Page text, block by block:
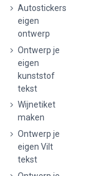
Autostickers
eigen
ontwerp
Ontwerp je
eigen
kunststof
tekst
Wijnetiket
maken
Ontwerp je
eigen Vilt
tekst